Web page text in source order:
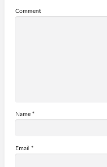
Comment
Name *
Email *